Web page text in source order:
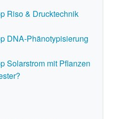
Riso & Drucktechnik
DNA-Phänotypisierung
Solarstrom mit Pflanzen